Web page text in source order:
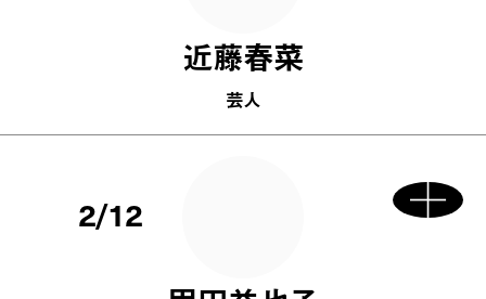
近藤春菜
芸人
2/12